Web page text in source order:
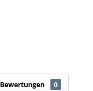
Bewertungen 0